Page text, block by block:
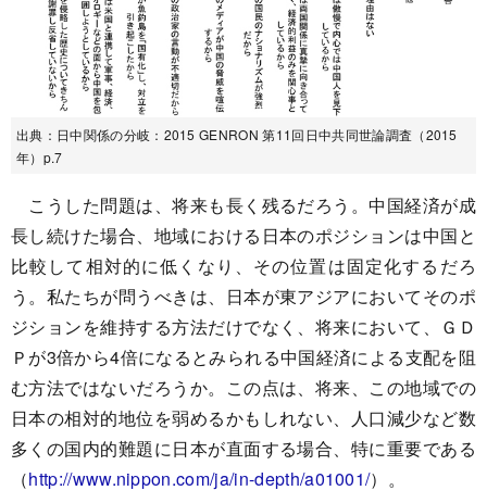
出典：日中関係の分岐：2015 GENRON 第11回日中共同世論調査（2015
年）p.7
こうした問題は、将来も長く残るだろう。中国経済が成
長し続けた場合、地域における日本のポジションは中国と
比較して相対的に低くなり、その位置は固定化するだろ
う。私たちが問うべきは、日本が東アジアにおいてそのポ
ジションを維持する方法だけでなく、将来において、ＧＤ
Ｐが3倍から4倍になるとみられる中国経済による支配を阻
む方法ではないだろうか。この点は、将来、この地域での
日本の相対的地位を弱めるかもしれない、人口減少など数
多くの国内的難題に日本が直面する場合、特に重要である
（http://www.nippon.com/ja/in-depth/a01001/）。